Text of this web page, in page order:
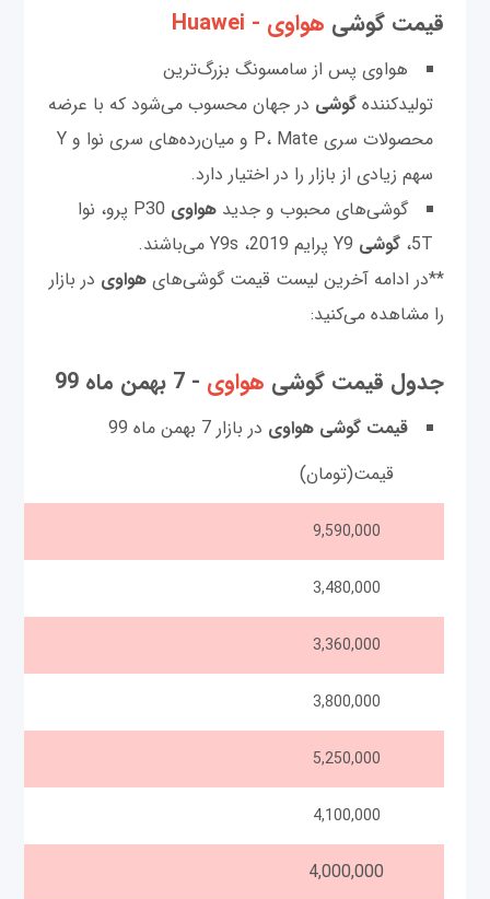
قیمت گوشی هواوی - Huawei
هواوی پس از سامسونگ بزرگ‌ترین
تولیدکنندهگوشی در جهان محسوب می‌شود که با عرضه
محصولات سری P، Mate و میان‌رده‌های سری نوا و Y
سهم زیادی از بازار را در اختیار دارد.
گوشی‌های محبوب و جدیدهواوی
P30 پرو، نوا
5T، گوشی Y9 پرایم 2019، Y9s می‌باشند.
**در ادامه آخرین لیست قیمت گوشی‌های هواوی در بازار
را مشاهده می‌کنید:
جدول قیمت گوشی هواوی - 7 بهمن ماه 99
قیمت گوشی هواوی در بازار 7 بهمن ماه 99
قیمت(تومان)
9,590,000
3,480,000
3,360,000
3,800,000
5,250,000
4,100,000
4,000,000